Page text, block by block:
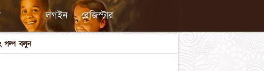
লগইন রেজিস্টার
গল্প বলুন